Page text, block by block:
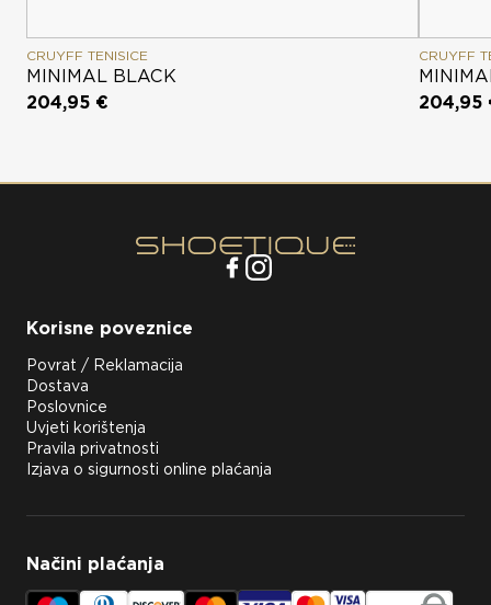
CRUYFF TENISICE
MINIMAL BLACK
204,95 €
CRUYFF
204,95
Korisne poveznice
Povrat / Reklamacija
Dostava
Poslovnice
Uvjeti korištenja
Pravila privatnosti
Izjava o sigurnosti online plaćanja
Načini plaćanja